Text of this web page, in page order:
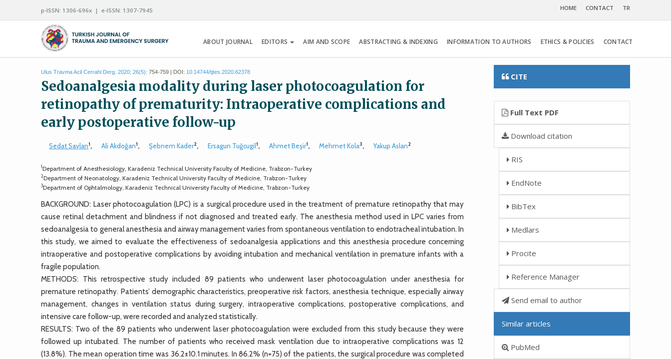
p-ISSN: 1306-696x | e-ISSN: 1307-7945 HOME CONTACT TR
ABOUT JOURNAL EDITORS AIM AND SCOPE ABSTRACTING & INDEXING INFORMATION TO AUTHORS ETHICS & POLICIES CONTACT
Ulus Travma Acil Cerrahi Derg. 2020; 26(5): 754-759 | DOI: 10.14744/tjtes.2020.62378
Sedoanalgesia modality during laser photocoagulation for
retinopathy of prematurity: Intraoperative complications and
early postoperative follow-up
Sedat Saylan1, Ali Akdoğan1, Şebnem Kader2, Ersagun Tuğcugil1, Ahmet Beşir1, Mehmet Kola3, Yakup Aslan2
1Department of Anesthesiology, Karadeniz Technical University Faculty of Medicine, Trabzon-Turkey
2Department of Neonatology, Karadeniz Technical University Faculty of Medicine, Trabzon-Turkey
3Department of Ophtalmology, Karadeniz Technical University Faculty of Medicine, Trabzon-Turkey
BACKGROUND: Laser photocoagulation (LPC) is a surgical procedure used in the treatment of premature retinopathy that may
cause retinal detachment and blindness if not diagnosed and treated early. The anesthesia method used in LPC varies from
sedoanalgesia to general anesthesia and airway management varies from spontaneous ventilation to endotracheal intubation. In
this study, we aimed to evaluate the effectiveness of sedoanalgesia applications and this anesthesia procedure concerning
intraoperative and postoperative complications by avoiding intubation and mechanical ventilation in premature infants with a
fragile population.
METHODS: This retrospective study included 89 patients who underwent laser photocoagulation under anesthesia for
premature retinopathy. Patients’ demographic characteristics, preoperative risk factors, anesthesia technique, especially airway
management, changes in ventilation status during surgery, intraoperative complications, postoperative complications, and
intensive care follow-up, were recorded and analyzed statistically.
RESULTS: Two of the 89 patients who underwent laser photocoagulation were excluded from this study because they were
followed up intubated. The number of patients who received mask ventilation due to intraoperative complications was 12
(13.8%). The mean operation time was 36.2±10.1 minutes. In 86.2% (n=75) of the patients, the surgical procedure was completed
CITE
Full Text PDF
Download citation
RIS
EndNote
BibTex
Medlars
Procite
Reference Manager
Send email to author
Similar articles
PubMed